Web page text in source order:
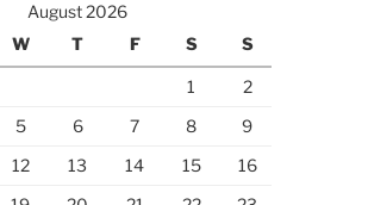
August 2026
W T F S S
1
2
5 6 7 8
9
12 13 14 15
16